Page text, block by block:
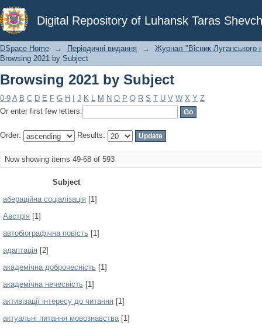
Digital Repository of Luhansk Taras
Browsing 2021 by Subject
DSpace Home → Періодичні видання →
Журнал "Вісник Луганського
Browsing 2021 by Subject
Browsing 2021 by Subject
0-9 A B C D E F G H J K L M N O P Q R S T U V W X Y Z
Or enter first few letters:
Order: Results:
Now showing items 49-68 of 593
Subject
абераційна соціалізація [1]
Австрія [1]
автобіографічна повість [1]
адаптація [2]
академічна доброчесність [1]
академічна нечесність [1]
активізації інтересу до читання [1]
актуальні питання мовознавства[1]